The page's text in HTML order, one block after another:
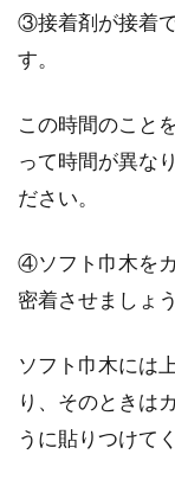
③接着剤が接着
す。
この時間のこと
って時間が異な
ださい。
④ソフト巾木を
密着させましょう
ソフト巾木には
り、そのときは
うに貼りつけて